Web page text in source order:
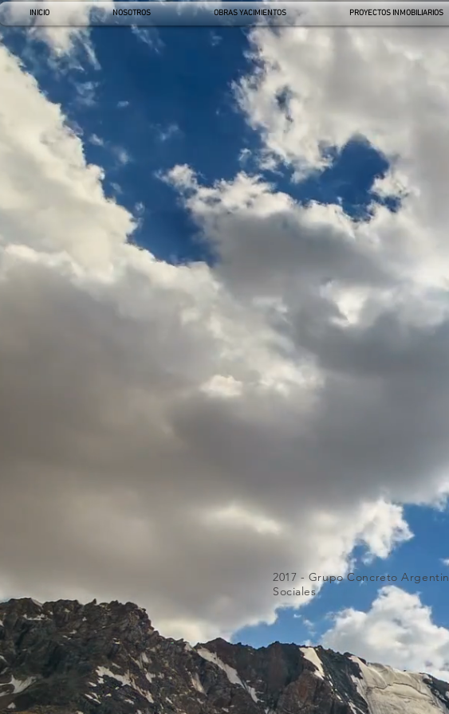
INICIO NOSOTROS OBRAS YACIMIENTOS PROYECTOS INMOBILIARIOS
2017 - Grupo Concreto
Sociales